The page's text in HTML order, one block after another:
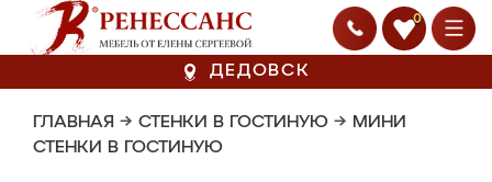
0
ДЕДОВСК
ГЛАВНАЯ → СТЕНКИ В ГОСТИНУЮ → МИНИ
СТЕНКИ В ГОСТИНУЮ